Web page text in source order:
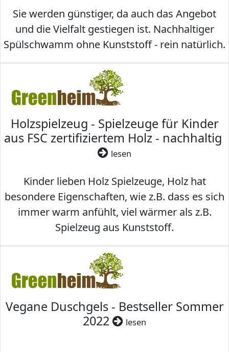
Sie werden günstiger, da auch das Angebot
und die Vielfalt gestiegen ist. Nachhaltiger
Spülschwamm ohne Kunststoff - rein natürlich.
Holzspielzeug - Spielzeuge für Kinder
aus FSC zertifiziertem Holz - nachhaltig
lesen
Kinder lieben Holz Spielzeuge, Holz hat
besondere Eigenschaften, wie z.B. dass es sich
immer warm anfühlt, viel wärmer als z.B.
Spielzeug aus Kunststoff.
Vegane Duschgels - Bestseller Sommer
2022
lesen